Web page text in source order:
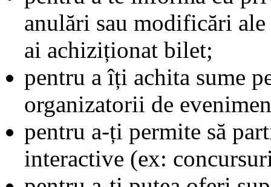
anulări sau modificări
ai achiziționat bilet;
pentru a îți achita sume
organizatorii de
pentru a-ți permite să
interactive (ex: